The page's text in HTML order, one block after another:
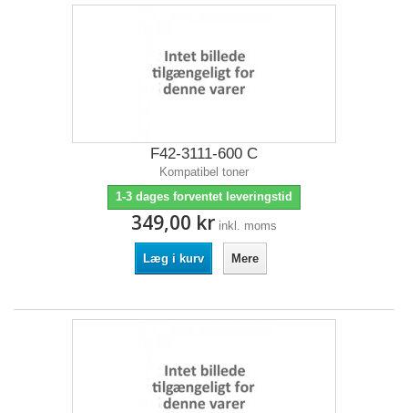
F42-3111-600 C
Kompatibel toner
1-3 dages forventet leveringstid
349,00 kr inkl. moms
Læg i kurv Mere